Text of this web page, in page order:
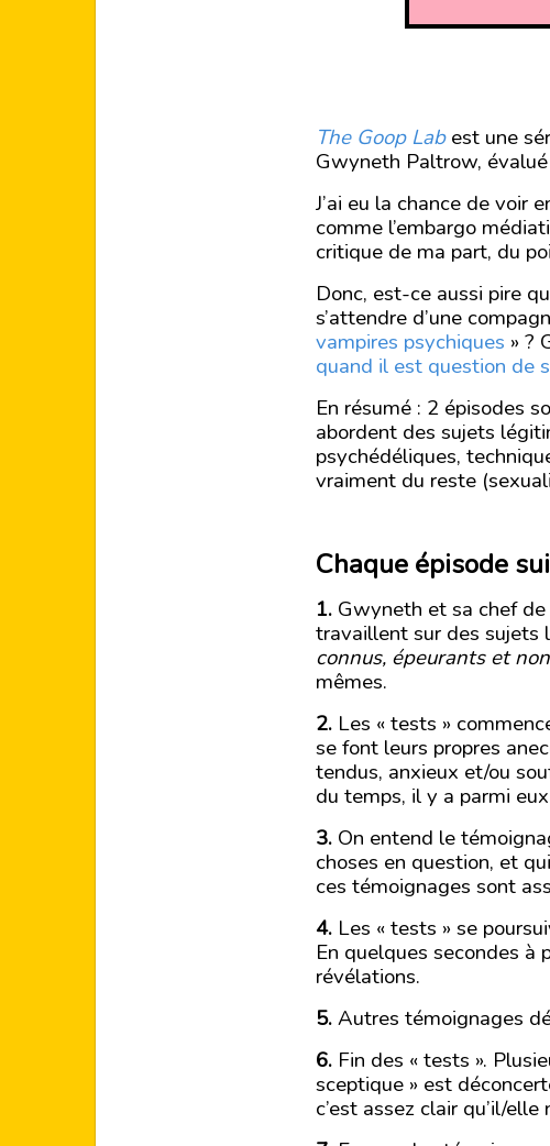
The Goop Labest une
Gwyneth Paltrow,
J’ai eu la chance de voir
comme l’embargo
critique de ma part, du
Donc, est-ce aussi pire
s’attendre d’une
vampires psychiques » ?
quand il est question de
En résumé : 2 épisodes
abordent des sujets
psychédéliques,
vraiment du reste
Chaque épisode
1.Gwyneth et sa chef de
travaillent sur des sujets
connus, épeurants et
mêmes.
2.Les « tests »
se font leurs propres
tendus, anxieux et/ou
du temps, il y a parmi
3.On entend le
choses en question, et
ces témoignages sont
4.Les « tests » se
En quelques secondes à
révélations.
5.Autres témoignages
6.Fin des « tests ».
sceptique » est
c’est assez clair qu’il/